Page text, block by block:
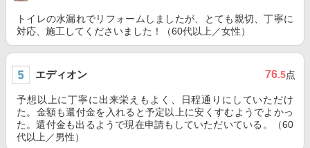
トイレの水漏れでリフォームしましたが、とても親切、丁寧に
対応、施工してくださいました！（60代以上／女性）
エディオン 76.5点
予想以上に丁寧に出来栄えもよく、日程通りにしていただけ
た。金額も還付金を入れると予定以上に安くすむようでよかっ
た。還付金も出るようで現在申請もしていただいている。（60
代以上／男性）